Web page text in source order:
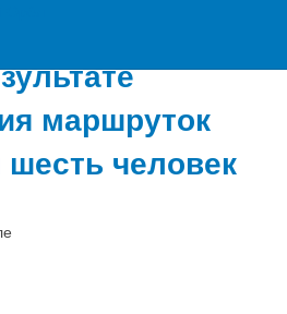
маршруток
человек